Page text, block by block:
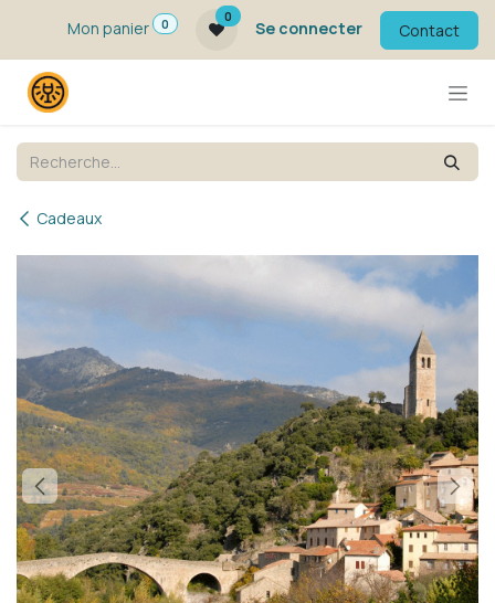
Se rendre au contenu
Mon panier
0
0
Se connecter Contact
Cadeaux